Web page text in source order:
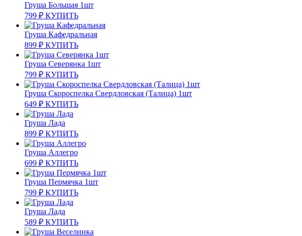
Груша Большая 1шт
799 ₽ КУПИТЬ
Груша Кафедральная
899 ₽ КУПИТЬ
Груша Северянка 1шт
799 ₽ КУПИТЬ
Груша Скороспелка Свердловская (Талица) 1шт
649 ₽ КУПИТЬ
Груша Лада
899 ₽ КУПИТЬ
Груша Аллегро
699 ₽ КУПИТЬ
Груша Пермячка 1шт
799 ₽ КУПИТЬ
Груша Лада
589 ₽ КУПИТЬ